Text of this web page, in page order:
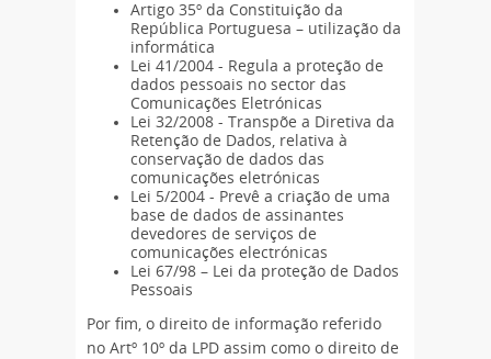
Artigo 35º da Constituição da
República Portuguesa – utilização da
informática
Lei 41/2004 - Regula a proteção de
dados pessoais no sector das
Comunicações Eletrónicas
Lei 32/2008 - Transpõe a Diretiva da
Retenção de Dados, relativa à
conservação de dados das
comunicações eletrónicas
Lei 5/2004 - Prevê a criação de uma
base de dados de assinantes
devedores de serviços de
comunicações electrónicas
Lei 67/98 – Lei da proteção de Dados
Pessoais
Por fim, o direito de informação referido
no Artº 10º da LPD assim como o direito de